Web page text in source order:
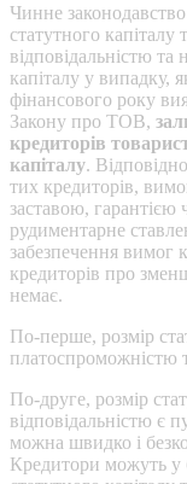
Чинне
статутного
відповідальністю
капіталу у випадку,
фінансового року
Закону про ТОВ,
кредиторів
капіталу.
тих кредиторів,
заставою,
рудиментарне
забезпечення вимог
кредиторів про
немає.
По-перше, розмір
платоспроможністю
По-друге, розмір
відповідальністю є
можна швидко і
Кредитори можуть у